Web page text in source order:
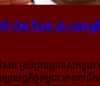
ហ៊ុន សែន ជា​«បុរស​ខ្ល
ែន គ្រប់គ្រងប្រទេសកម្ពុជ
យសេដ្ឋកិច្ចកម្ពុជា មានការរី